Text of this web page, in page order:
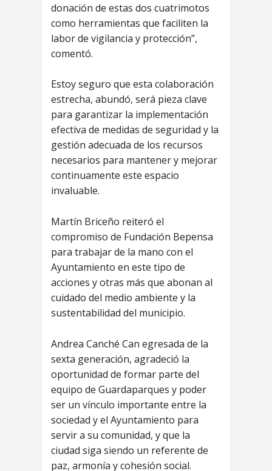
donación de estas dos cuatrimotos
como herramientas que faciliten la
labor de vigilancia y protección”,
comentó.
Estoy seguro que esta colaboración
estrecha, abundó, será pieza clave
para garantizar la implementación
efectiva de medidas de seguridad y la
gestión adecuada de los recursos
necesarios para mantener y mejorar
continuamente este espacio
invaluable.
Martín Briceño reiteró el
compromiso de Fundación Bepensa
para trabajar de la mano con el
Ayuntamiento en este tipo de
acciones y otras más que abonan al
cuidado del medio ambiente y la
sustentabilidad del municipio.
Andrea Canché Can egresada de la
sexta generación, agradeció la
oportunidad de formar parte del
equipo de Guardaparques y poder
ser un vínculo importante entre la
sociedad y el Ayuntamiento para
servir a su comunidad, y que la
ciudad siga siendo un referente de
paz, armonía y cohesión social.